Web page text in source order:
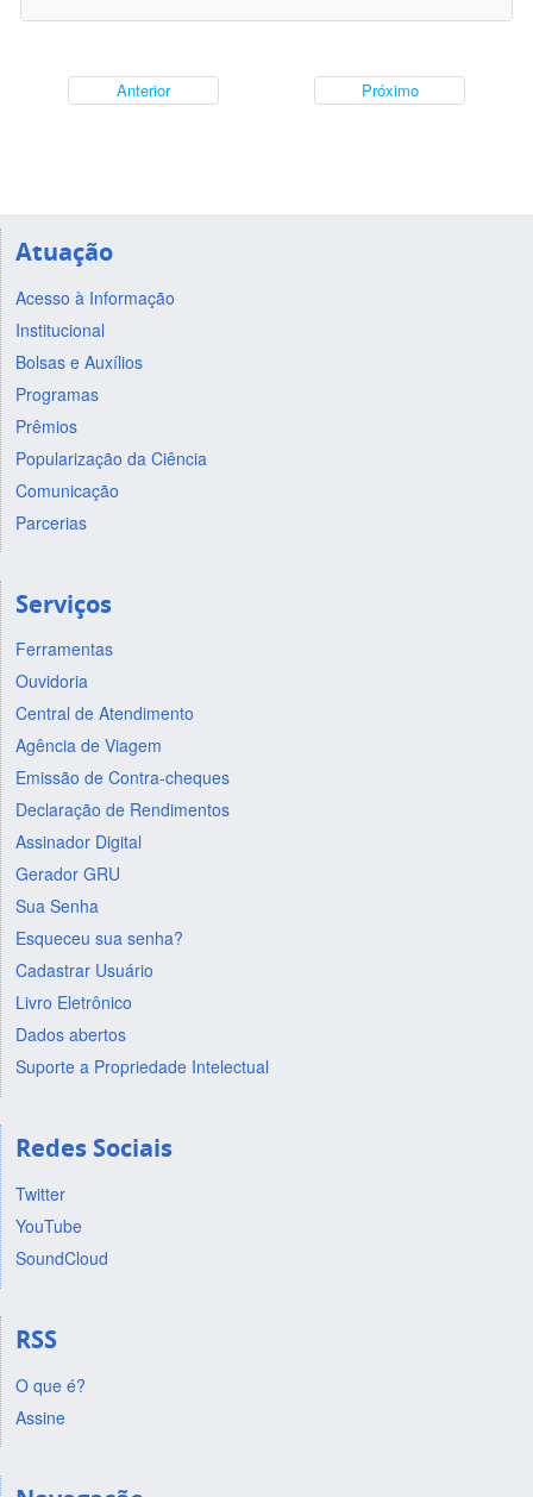
Anterior Próximo
Atuação
Acesso à Informação
Institucional
Bolsas e Auxílios
Programas
Prêmios
Popularização da Ciência
Comunicação
Parcerias
Serviços
Ferramentas
Ouvidoria
Central de Atendimento
Agência de Viagem
Emissão de Contra-cheques
Declaração de Rendimentos
Assinador Digital
Gerador GRU
Sua Senha
Esqueceu sua senha?
Cadastrar Usuário
Livro Eletrônico
Dados abertos
Suporte a Propriedade Intelectual
Redes Sociais
Twitter
YouTube
SoundCloud
RSS
O que é?
Assine